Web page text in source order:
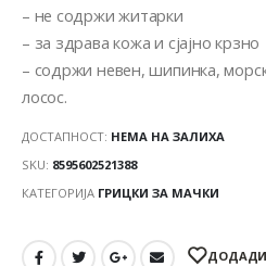
– не содржи житарки
– за здрава кожа и сјајно крзно
– содржи невен, шипинка,
лосос.
ДОСТАПНОСТ: НЕМА НА ЗАЛИХА
SKU: 8595602521388
КАТЕГОРИЈА ГРИЦКИ ЗА МАЧКИ
ДОДАДИ